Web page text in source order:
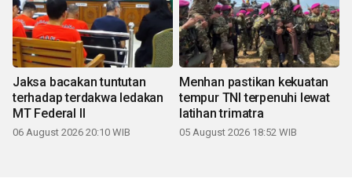
Jaksa bacakan tuntutan
terhadap terdakwa ledakan
MT Federal II
06 August 2026 20:10 WIB
Menhan pastikan kekuatan
tempur TNI terpenuhi lewat
latihan trimatra
05 August 2026 18:52 WIB